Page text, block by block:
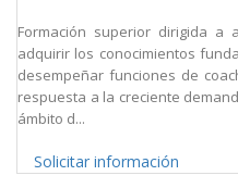
Formación superior dirigida a
adquirir los conocimientos
desempeñar funciones de
respuesta a la creciente
ámbito d...
Solicitar información